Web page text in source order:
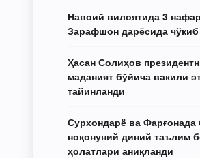
Навоий вилоятида 3
Зарафшон дарёсида чўкиб
Ҳасан Солиҳов
маданият бўйича вакили
тайинланди
Сурхондарё ва Фарғонада
ноқонуний диний таълим
ҳолатлари аниқланди